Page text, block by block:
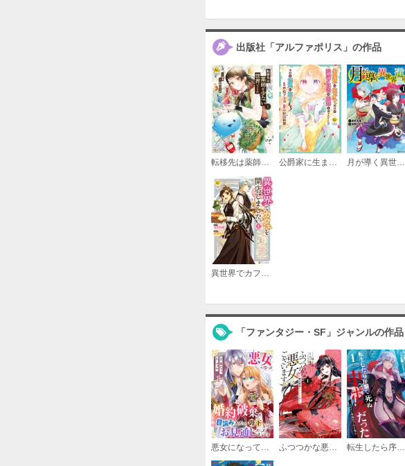
出版社「アルファポリス」の作品
転移先は薬師が少ない世界でした 公爵家に生まれて初日に跡継ぎ失格の烙印を押されましたが今日も元気に生きてます！ 月が導く異世界道中
異世界でカフェを開店しました。
「ファンタジー・SF」ジャンルの作品
悪女になって婚約破棄を目論みましたが、陛下にはお見通しだったようです ふつつかな悪女ではございますが ～雛宮蝶鼠とりかえ伝～ 転生したら序盤で死ぬ中ボスだった－ヒロイン眷属化で生き残る－